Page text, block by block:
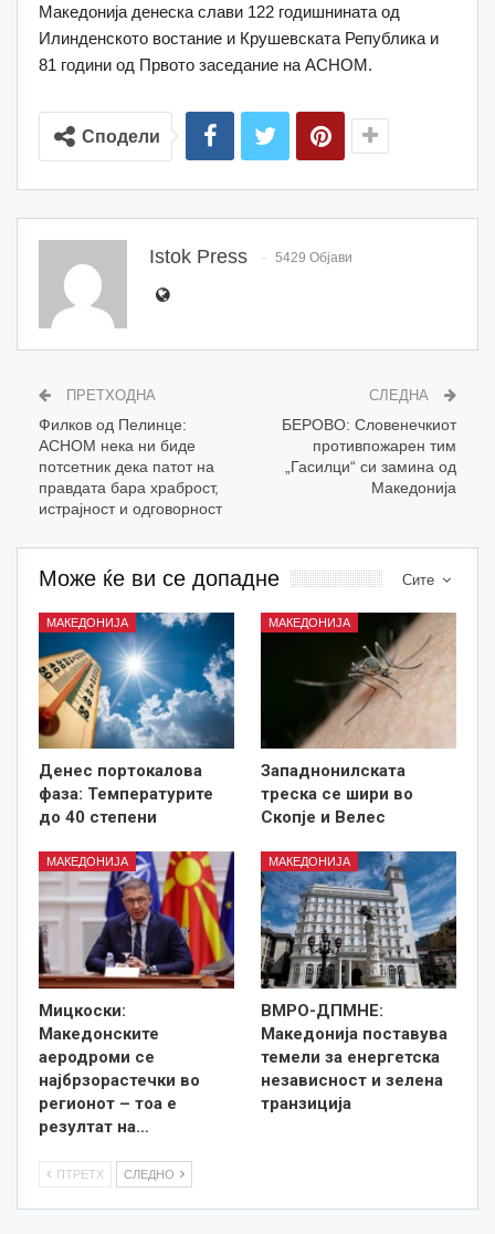
Македонија денеска слави 122 годишнината од
Илинденското востание и Крушевската Република и
81 години од Првото заседание на АСНОМ.
Сподели
Istok Press 5429 Објави
ПРЕТХОДНА
Филков од Пелинце:
АСНОМ нека ни биде
потсетник дека патот на
правдата бара храброст,
истрајност и одговорност
СЛЕДНА
БЕРОВО: Словенечкиот
противпожарен тим
„Гасилци“ си замина од
Македонија
Сите
Може ќе ви се допадне
МАКЕДОНИЈА
Денес портокалова
фаза: Температурите
до 40 степени
МАКЕДОНИЈА
Западнонилската
треска се шири во
Скопје и Велес
МАКЕДОНИЈА
Мицкоски:
Македонските
аеродроми се
најбрзорастечки во
регионот – тоа е
резултат на…
МАКЕДОНИЈА
ВМРО-ДПМНЕ:
Македонија поставува
темели за енергетска
независност и зелена
транзиција
ПТРЕТХ СЛЕДНО